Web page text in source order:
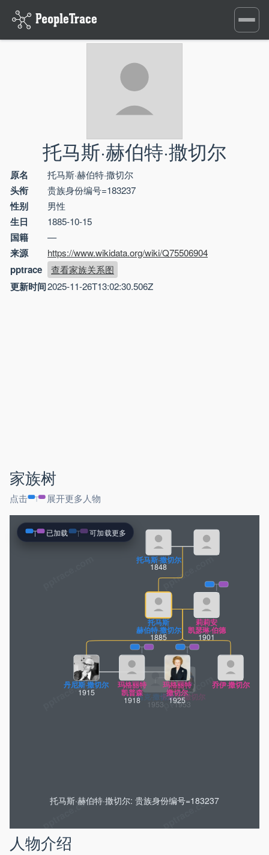
Toggle
托马斯·赫伯特·撒切尔
原名 托马斯·赫伯特·撒切尔
头衔 贵族身份编号=183237
性别 男性
生日 1885-10-15
国籍 —
来源 https://www.wikidata.org/wiki/Q75506904
pptrace 查看家族关系图
更新时间2025-11-26T13:02:30.506Z
家族树
点击 展开更多人物
托马斯
赫伯特·撒切尔
1885
丹尼斯·撒切尔
1915
乔伊·撒切尔
卡洛儿·撒切尔
托马斯·撒切尔
1848
玛格丽特
凯普森
1918
玛格丽特
撒切尔
1925
莉莉安
凯瑟琳·伯德
1901
托马斯·赫伯特·撒切尔: 贵族身份编号=183237
已加载 可加载更多
人物介绍